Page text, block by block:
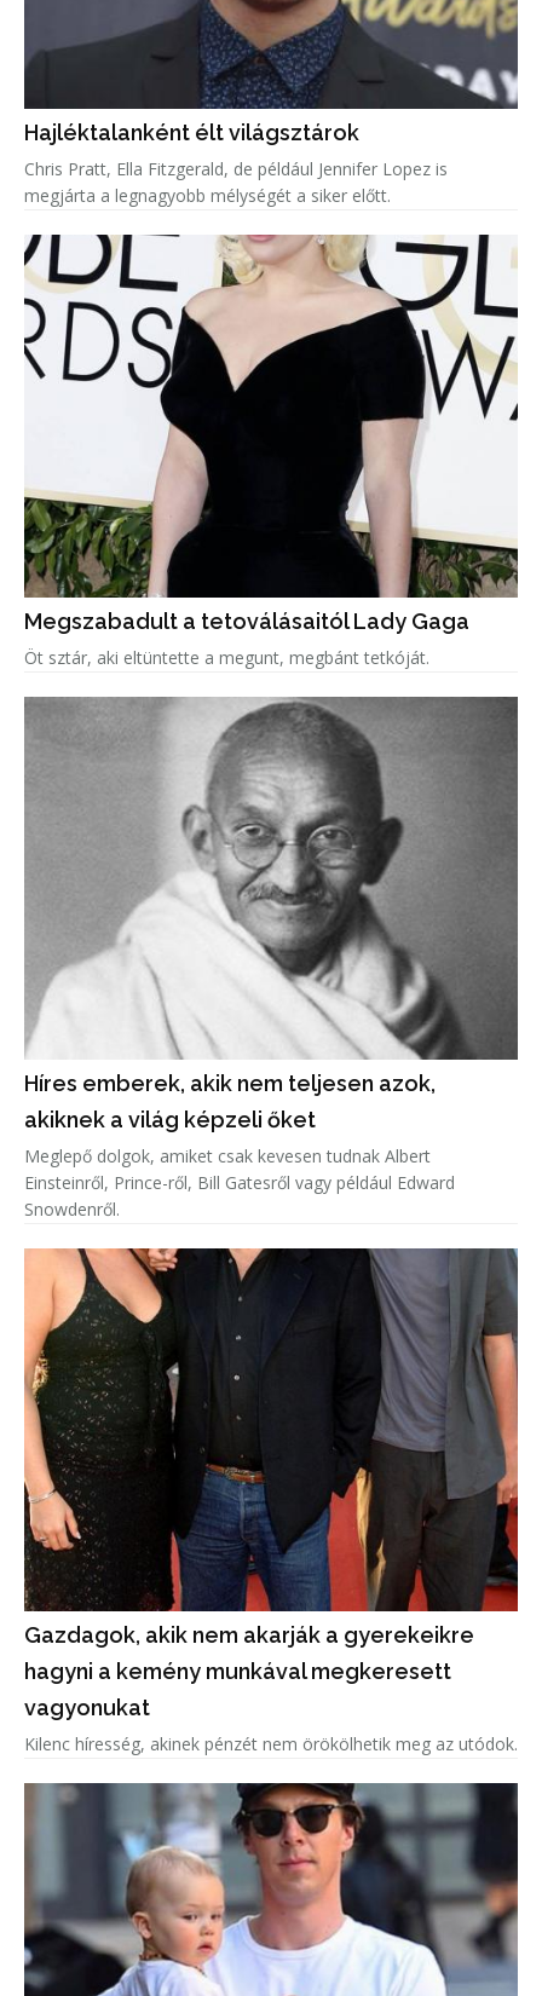
Hajléktalanként élt világsztárok
Chris Pratt, Ella Fitzgerald, de például Jennifer Lopez is
megjárta a legnagyobb mélységét a siker előtt.
Megszabadult a tetoválásaitól Lady Gaga
Öt sztár, aki eltüntette a megunt, megbánt tetkóját.
Híres emberek, akik nem teljesen azok,
akiknek a világ képzeli őket
Meglepő dolgok, amiket csak kevesen tudnak Albert
Einsteinről, Prince-ről, Bill Gatesről vagy például Edward
Snowdenről.
Gazdagok, akik nem akarják a gyerekeikre
hagyni a kemény munkával megkeresett
vagyonukat
Kilenc híresség, akinek pénzét nem örökölhetik meg az utódok.